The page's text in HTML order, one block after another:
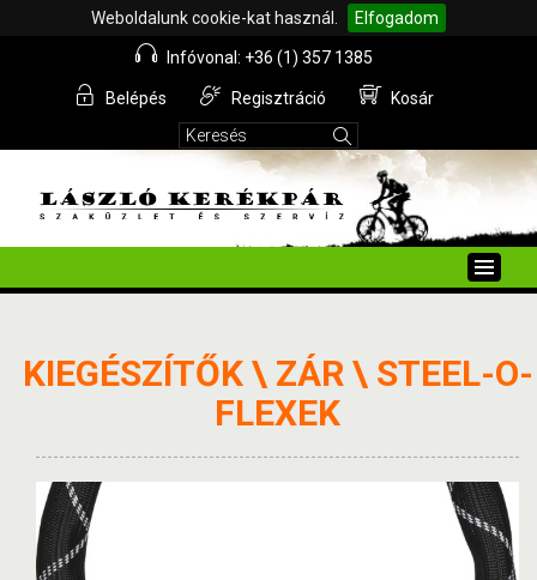
Weboldalunk cookie-kat használ. Elfogadom
Infóvonal: +36 (1) 357 1385
Belépés Regisztráció Kosár
Toggle
KIEGÉSZÍTŐK \ ZÁR \ STEEL-O-
FLEXEK